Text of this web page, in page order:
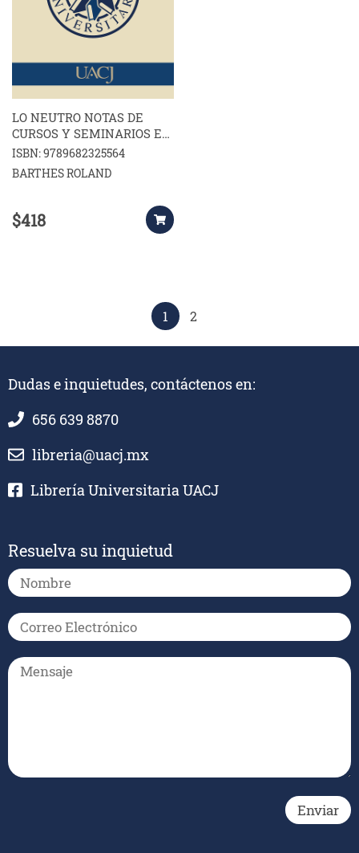
LO NEUTRO NOTAS DE
CURSOS Y SEMINARIOS EN
EL COLLEGE DE FRANCE
1977 1978
ISBN: 9789682325564
BARTHES ROLAND
$418
1 2
Dudas e inquietudes, contáctenos en:
656 639 8870
libreria@uacj.mx
Librería Universitaria UACJ
Resuelva su inquietud